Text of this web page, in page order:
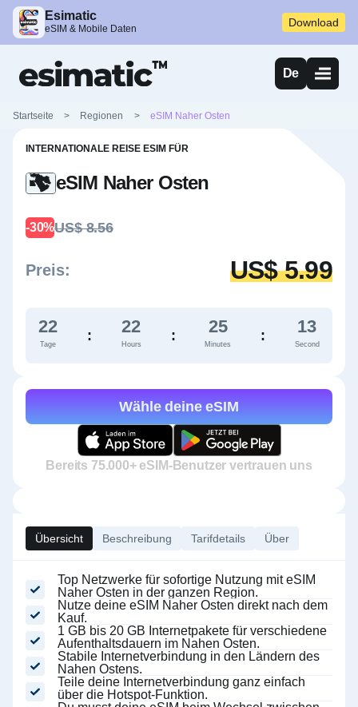
Esimatic
eSIM & Mobile Daten Download
De
Startseite > Regionen > eSIM Naher Osten
INTERNATIONALE REISE ESIM FÜR
eSIM Naher Osten
-30%US$ 8.56
Preis: US$ 5.99
22
Tage
: 22
Hours
: 25
Minutes
: 13
Second
Wähle deine eSIM
Bereits 75.000+ eSIM-Benutzer vertrauen uns
Übersicht Beschreibung Tarifdetails Über
Top Netzwerke für sofortige Nutzung mit eSIM
Naher Osten in der ganzen Region.
Nutze deine eSIM Naher Osten direkt nach dem
Kauf.
1 GB bis 20 GB Internetpakete für verschiedene
Aufenthaltsdauern im Nahen Osten.
Stabile Internetverbindung in den Ländern des
Nahen Ostens.
Teile deine Internetverbindung ganz einfach
über die Hotspot-Funktion.